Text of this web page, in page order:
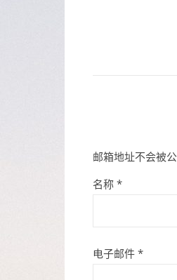
邮箱地址不会被公
名称 *
电子邮件 *